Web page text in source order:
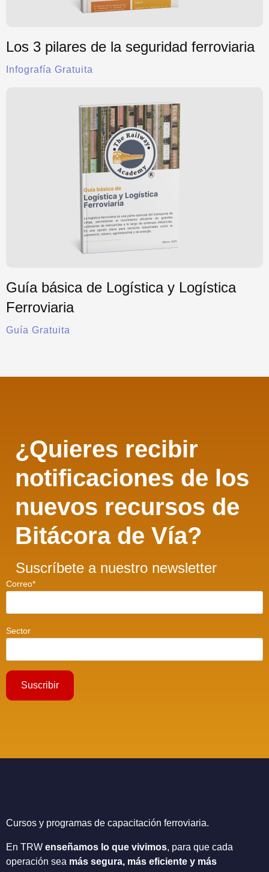
Los 3 pilares de la seguridad ferroviaria
Infografía Gratuita
Guía básica de Logística y Logística
Ferroviaria
Guía Gratuita
¿Quieres recibir
notificaciones de los
nuevos recursos de
Bitácora de Vía?
Suscríbete a nuestro newsletter
Correo*
Sector
Cursos y programas de capacitación ferroviaria.
En TRW enseñamos lo que vivimos, para que cada
operación sea más segura, más eficiente y más